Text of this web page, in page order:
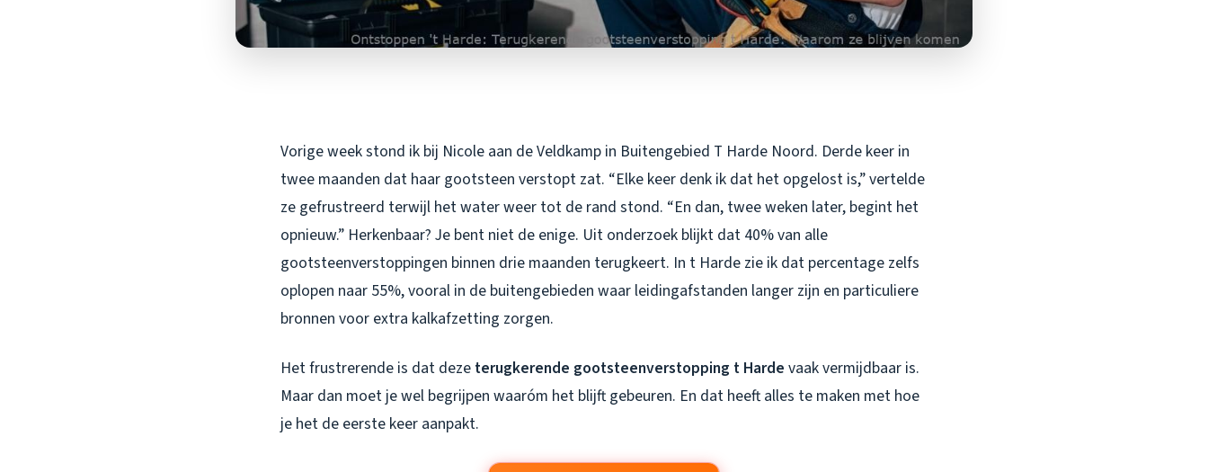
Vorige week stond ik bij Nicole aan de Veldkamp in Buitengebied T Harde Noord. Derde keer in
twee maanden dat haar gootsteen verstopt zat. “Elke keer denk ik dat het opgelost is,” vertelde
ze gefrustreerd terwijl het water weer tot de rand stond. “En dan, twee weken later, begint het
opnieuw.” Herkenbaar? Je bent niet de enige. Uit onderzoek blijkt dat 40% van alle
gootsteenverstoppingen binnen drie maanden terugkeert. In t Harde zie ik dat percentage zelfs
oplopen naar 55%, vooral in de buitengebieden waar leidingafstanden langer zijn en particuliere
bronnen voor extra kalkafzetting zorgen.
Het frustrerende is dat deze terugkerende gootsteenverstopping t Harde vaak vermijdbaar is.
Maar dan moet je wel begrijpen waaróm het blijft gebeuren. En dat heeft alles te maken met hoe
je het de eerste keer aanpakt.